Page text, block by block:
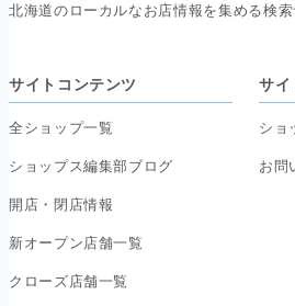
北海道のローカルなお店情報を集める検索
サイトコンテンツ
全ショップ一覧
ショップス編集部ブログ
開店・閉店情報
新オープン店舗一覧
クローズ店舗一覧
サイ
ショ
お問